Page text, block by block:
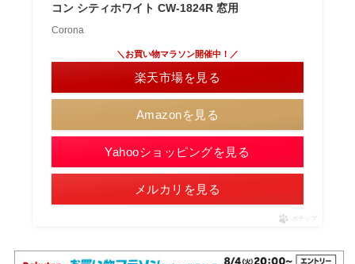
コン シティホワイト CW-1824R 窓用
Corona
Amazonを見る
＼お買い物マラソン開催中！／
楽天市場を見る
Yahooショッピングを見る
メルカリを見る
ポチップ